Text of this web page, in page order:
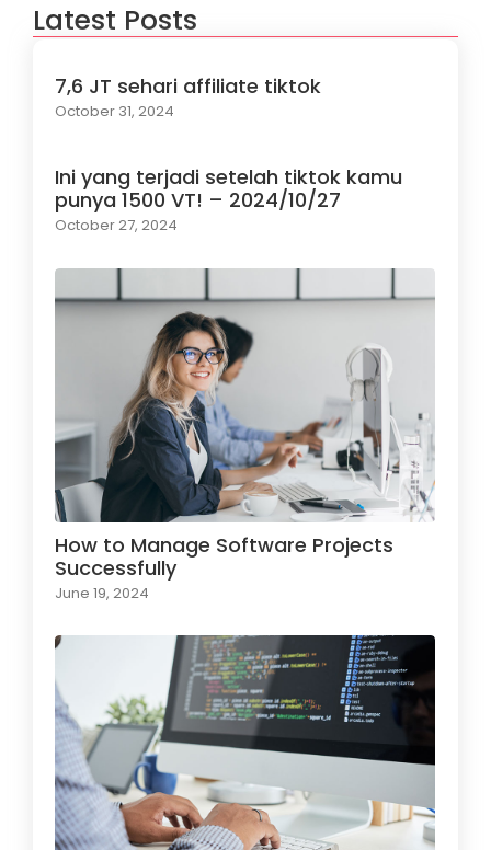
Latest Posts
7,6 JT sehari affiliate tiktok
October 31, 2024
Ini yang terjadi setelah tiktok kamu
punya 1500 VT! – 2024/10/27
October 27, 2024
How to Manage Software Projects
Successfully
June 19, 2024